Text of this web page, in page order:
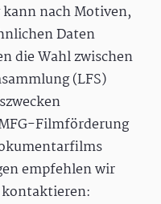
nach Motiven,
Daten
die Wahl zwischen
(LFS)
Filmförderung
empfehlen wir